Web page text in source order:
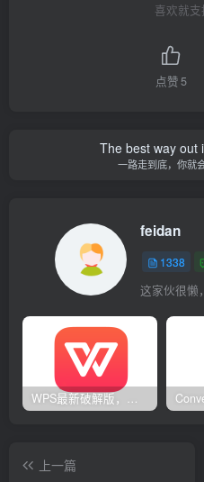
喜欢就
点赞 5
The best way out
一路走到底，你就
feidan
1338
这家伙很懒
上一篇